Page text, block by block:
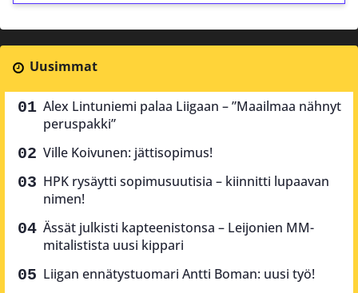
Uusimmat
Alex Lintuniemi palaa Liigaan – ”Maailmaa nähnyt
peruspakki”
Ville Koivunen: jättisopimus!
HPK rysäytti sopimusuutisia – kiinnitti lupaavan
nimen!
Ässät julkisti kapteenistonsa – Leijonien MM-
mitalistista uusi kippari
Liigan ennätystuomari Antti Boman: uusi työ!